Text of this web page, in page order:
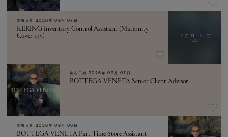
发布日期 2026年 08月 07日
KERING Inventory Control Assistant (Maternity
Cover 1.3y)
发布日期 2026年 08月 07日
BOTTEGA VENETA Senior Client Advisor
发布日期 2026年 08月 06日
BOTTEGA VENETA Part Time Store Assistant